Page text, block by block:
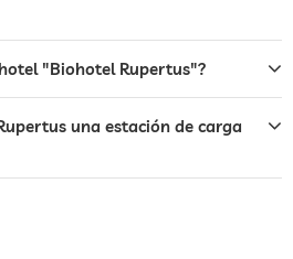
"Biohotel Rupertus"?
una estación de carga